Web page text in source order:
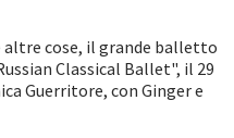
cose, il grande balletto
Classical Ballet", il 29
Guerritore, con Ginger e